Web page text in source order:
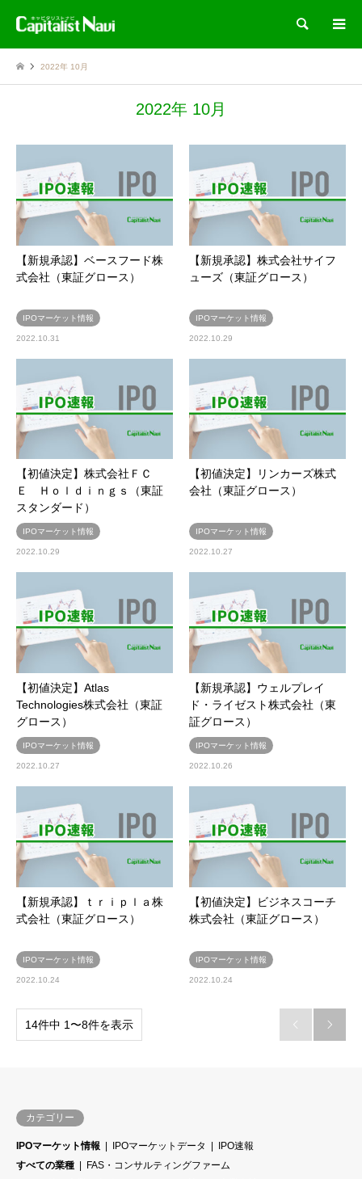
検索
2022年 10月
2022年 10月
【新規承認】ベースフード株
式会社（東証グロース）
IPOマーケット情報
2022.10.31
【新規承認】株式会社サイフ
ューズ（東証グロース）
IPOマーケット情報
2022.10.29
【初値決定】株式会社ＦＣ
Ｅ Ｈｏｌｄｉｎｇｓ（東証
スタンダード）
IPOマーケット情報
2022.10.29
【初値決定】リンカーズ株式
会社（東証グロース）
IPOマーケット情報
2022.10.27
【初値決定】Atlas
Technologies株式会社（東証
グロース）
IPOマーケット情報
2022.10.27
【新規承認】ウェルプレイ
ド・ライゼスト株式会社（東
証グロース）
IPOマーケット情報
2022.10.26
【新規承認】ｔｒｉｐｌａ株
式会社（東証グロース）
IPOマーケット情報
2022.10.24
【初値決定】ビジネスコーチ
株式会社（東証グロース）
IPOマーケット情報
2022.10.24
14件中 1〜8件を表示  
カテゴリー
IPOマーケット情報 IPOマーケットデータ
IPO速報
すべての業種
FAS・コンサルティングファーム